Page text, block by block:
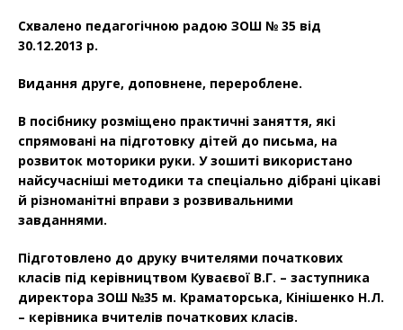
Схвалено педагогічною радою ЗОШ № 35 від
30.12.2013 р.
Видання друге, доповнене, перероблене.
В посібнику розміщено практичні заняття, які
спрямовані на підготовку дітей до письма, на
розвиток моторики руки. У зошиті використано
найсучасніші методики та спеціально дібрані цікаві
й різноманітні вправи з розвивальними
завданнями.
Підготовлено до друку вчителями початкових
класів під керівництвом Куваєвої В.Г. – заступника
директора ЗОШ №35 м. Краматорська, Кінішенко Н.Л.
– керівника вчителів початкових класів.